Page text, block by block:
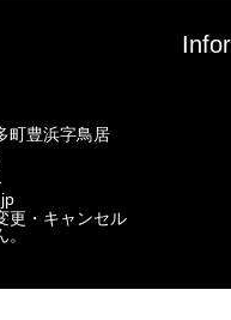
町豊浜字鳥居
更・キャンセル